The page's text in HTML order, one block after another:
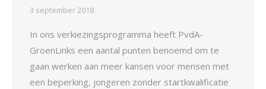
3 september 2018
In ons verkiezingsprogramma heeft PvdA-
GroenLinks een aantal punten benoemd om te
gaan werken aan meer kansen voor mensen met
een beperking, jongeren zonder startkwalificatie